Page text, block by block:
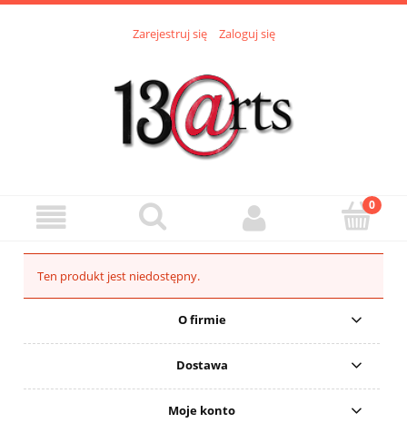
Zarejestruj się Zaloguj się
Ten produkt jest niedostępny.
O firmie
Dostawa
Moje konto